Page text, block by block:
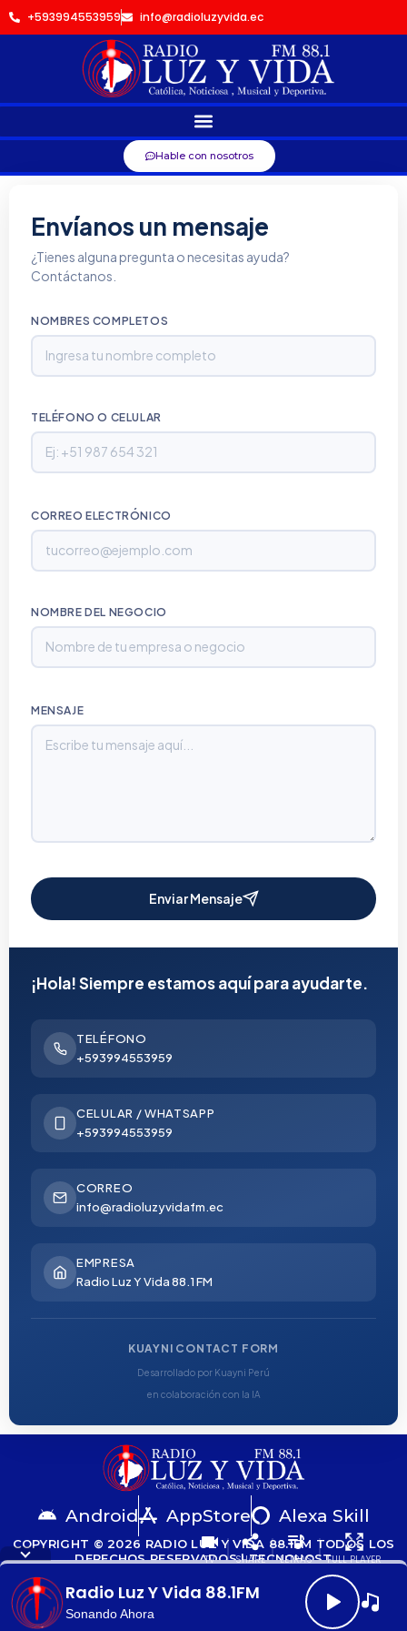
+593994553959 info@radioluzyvida.ec
Hable con nosotros
Envíanos un mensaje
¿Tienes alguna pregunta o necesitas ayuda?
Contáctanos.
NOMBRES COMPLETOS
TELÉFONO O CELULAR
CORREO ELECTRÓNICO
NOMBRE DEL NEGOCIO
MENSAJE
Enviar Mensaje
¡Hola! Siempre estamos aquí para ayudarte.
TELÉFONO
+593994553959
CELULAR / WHATSAPP
+593994553959
CORREO
info@radioluzyvidafm.ec
EMPRESA
Radio Luz Y Vida 88.1 FM
KUAYNI CONTACT FORM
Desarrollado por Kuayni Perú
en colaboración con la IA
Android AppStore Alexa Skill
COPYRIGHT © 2026 RADIO LUZ Y VIDA 88.1FM TODOS LOS
DERECHOS RESERVADOS | TECNOHOST
Radio Luz Y Vida 88.1FM
Sonando Ahora
TV SHARE LETRAS FULL PLAYER